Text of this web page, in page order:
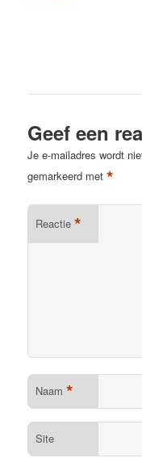
Geef een
Je e-mailadres wordt
gemarkeerd met*
Reactie *
Naam *
Site